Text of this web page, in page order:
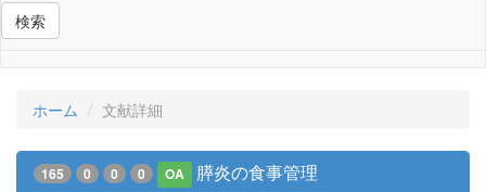
検索
ホーム 文献詳細
165 0 0 0 OA 膵炎の食事管理